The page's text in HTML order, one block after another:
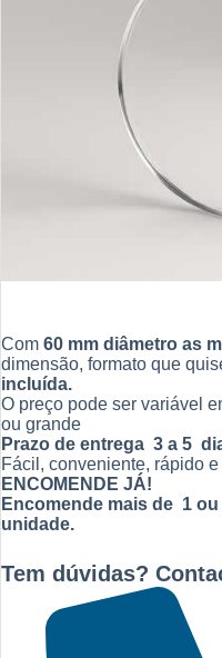
Com 60 mm diâmetro as
dimensão, formato que
incluída.
O preço pode ser variável
ou grande
Prazo de entrega 3 a 5
Fácil, conveniente, rápido
ENCOMENDE JÁ!
Encomende mais de 1
unidade.
Tem dúvidas?